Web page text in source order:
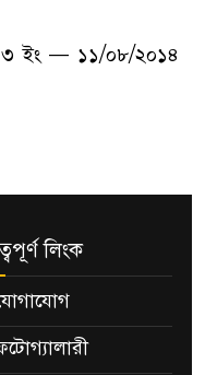
ইং — ১১/০৮/২০১৪
লিংক